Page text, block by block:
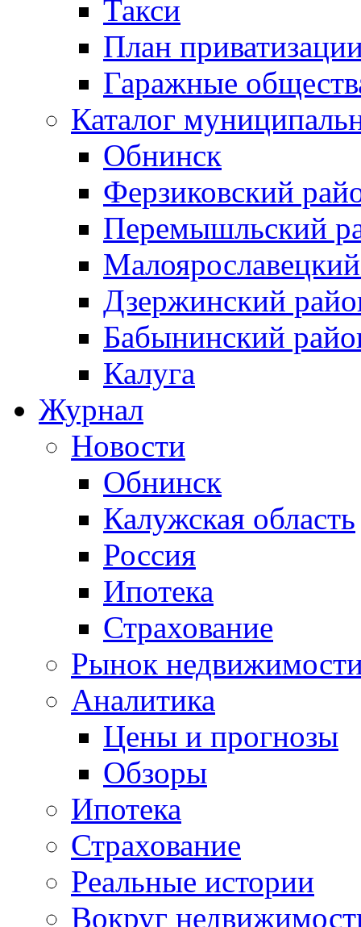
Такси
План
Гаражные
Каталог
Обнинск
Ферзиковский
Перемышльский
Дзержинский
Бабынинский
Калуга
Журнал
Новости
Обнинск
Калужская область
Россия
Ипотека
Страхование
Рынок
Аналитика
Цены и прогнозы
Обзоры
Ипотека
Страхование
Реальные истории
Вокруг